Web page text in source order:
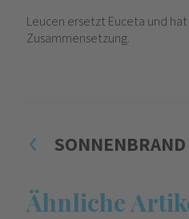
Leucen ersetzt Euceta und
Zusammensetzung.
SONNENBRAND
Ähnliche